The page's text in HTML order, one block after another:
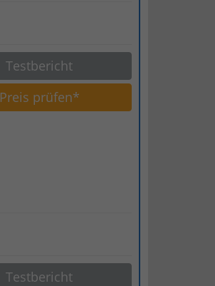
Testbericht
Preis prüfen*
Testbericht